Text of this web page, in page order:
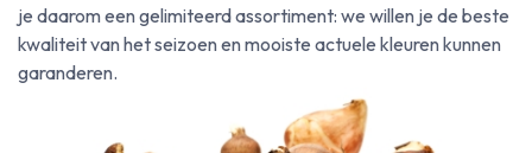
je daarom een gelimiteerd assortiment: we willen je de beste
kwaliteit van het seizoen en mooiste actuele kleuren kunnen
garanderen.